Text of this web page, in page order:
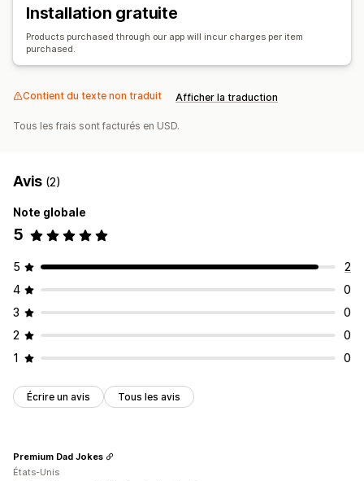
Chapeaux
Cadeaux pour les fêtes
Produits pour animaux
Étiquette anonyme
Expédition groupée
Traitement des commandes à l’international
Installation gratuite
Products purchased through our app will incur charges per item
purchased.
Contient du texte non traduit Afficher la traduction
Tous les frais sont facturés en USD.
Avis (2)
Note globale
5
5
2
4
0
3
0
2
0
1
0
Écrire un avis Tous les avis
Premium Dad Jokes
États-Unis